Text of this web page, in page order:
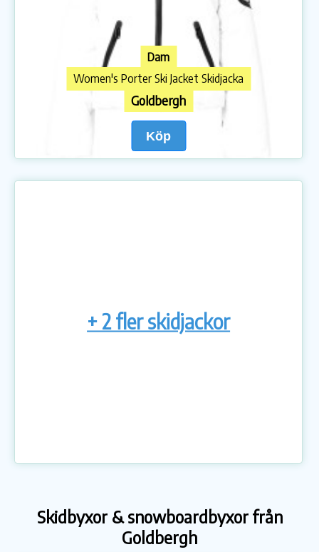
Dam
Women's Porter Ski Jacket Skidjacka
Goldbergh
Köp
+ 2 fler skidjackor
Skidbyxor & snowboardbyxor från
Goldbergh